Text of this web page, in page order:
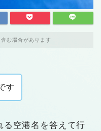
む場合があります
す
る空港名を答えて行